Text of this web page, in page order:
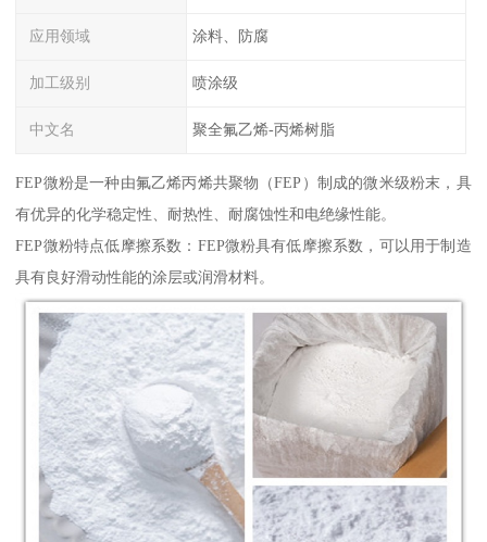
应用领域 涂料、防腐
加工级别 喷涂级
中文名 聚全氟乙烯-丙烯树脂
FEP微粉是一种由氟乙烯丙烯共聚物（FEP）制成的微米级粉末，具
有优异的化学稳定性、耐热性、耐腐蚀性和电绝缘性能。
FEP微粉特点低摩擦系数：FEP微粉具有低摩擦系数，可以用于制造
具有良好滑动性能的涂层或润滑材料。